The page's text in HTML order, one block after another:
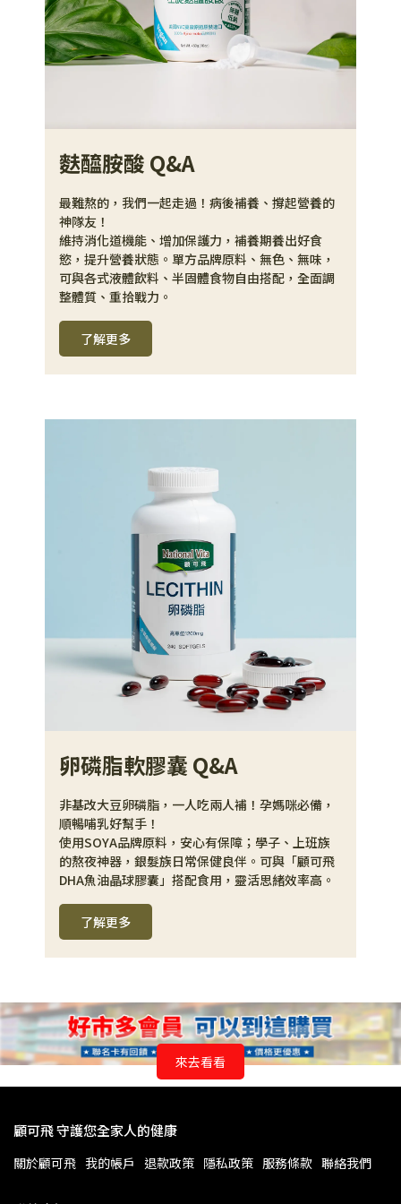
麩醯胺酸 Q&A
最難熬的，我們一起走過！病後補養、撐起營養的
神隊友！
維持消化道機能、增加保護力，補養期養出好食
慾，提升營養狀態。單方品牌原料、無色、無味，
可與各式液體飲料、半固體食物自由搭配，全面調
整體質、重拾戰力。
了解更多
卵磷脂軟膠囊 Q&A
非基改大豆卵磷脂，一人吃兩人補！孕媽咪必備，
順暢哺乳好幫手！
使用SOYA品牌原料，安心有保障；學子、上班族
的熬夜神器，銀髮族日常保健良伴。可與「顧可飛
DHA魚油晶球膠囊」搭配食用，靈活思緒效率高。
了解更多
來去看看
顧可飛 守護您全家人的健康
關於顧可飛 我的帳戶 退款政策 隱私政策 服務條款 聯絡我們